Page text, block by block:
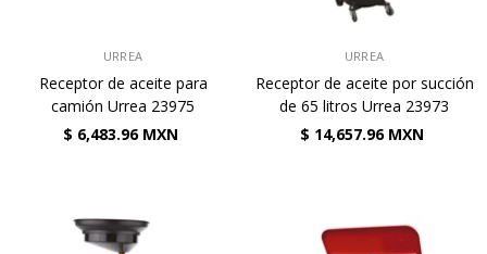
URREA
Receptor de aceite para
camión Urrea 23975
$ 6,483.96 MXN
URREA
Receptor de aceite por succión
de 65 litros Urrea 23973
$ 14,657.96 MXN